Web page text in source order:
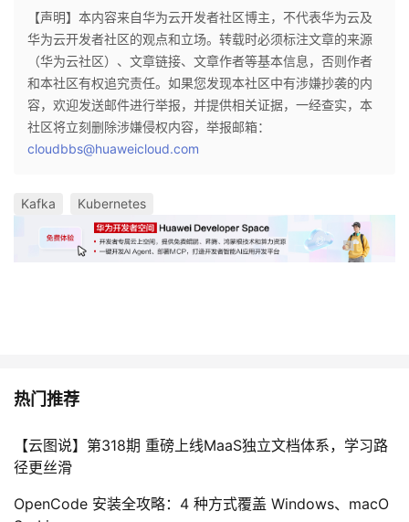
【声明】本内容来自华为云开发者社区博主，不代表华为云及
华为云开发者社区的观点和立场。转载时必须标注文章的来源
（华为云社区）、文章链接、文章作者等基本信息，否则作者
和本社区有权追究责任。如果您发现本社区中有涉嫌抄袭的内
容，欢迎发送邮件进行举报，并提供相关证据，一经查实，本
社区将立刻删除涉嫌侵权内容，举报邮箱：
cloudbbs@huaweicloud.com
Kafka Kubernetes
热门推荐
【云图说】第318期 重磅上线MaaS独立文档体系，学习路
径更丝滑
OpenCode 安装全攻略：4 种方式覆盖 Windows、macO